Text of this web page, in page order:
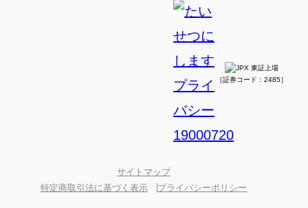
［証券コード：2485］
サイトマップ
特定商取引法に基づく表示
プライバシーポリシー